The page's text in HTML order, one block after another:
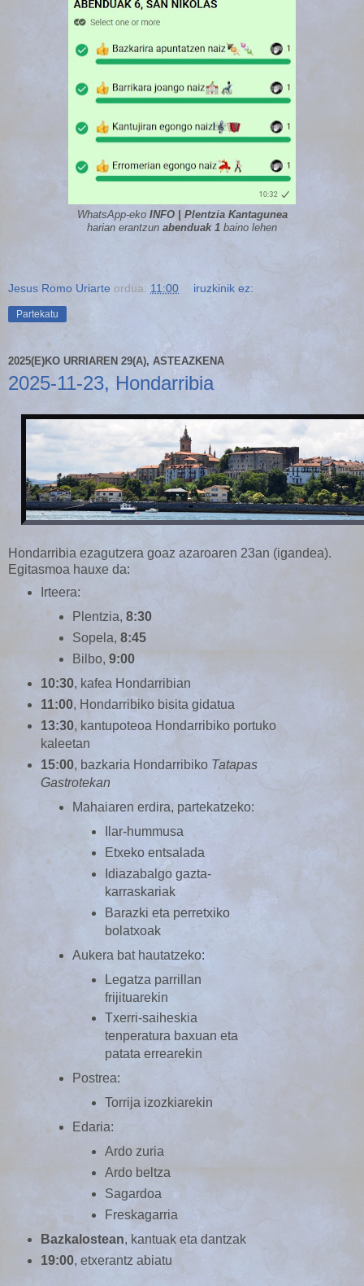
WhatsApp-eko INFO | Plentzia Kantagunea
harian erantzun abenduak 1 baino lehen
Jesus Romo Uriarte ordua: 11:00 iruzkinik ez:
Partekatu
2025(E)KO URRIAREN 29(A), ASTEAZKENA
2025-11-23, Hondarribia
Hondarribia ezagutzera goaz azaroaren 23an (igandea).
Egitasmoa hauxe da:
Irteera:
Plentzia,8:30
Sopela,8:45
Bilbo,9:00
10:30, kafea Hondarribian
11:00, Hondarribiko bisita gidatua
13:30, kantupoteoa Hondarribiko portuko
kaleetan
15:00, bazkaria Hondarribiko Tatapas
Gastrotekan
Mahaiaren erdira, partekatzeko:
Ilar-hummusa
Etxeko entsalada
Idiazabalgo gazta-
karraskariak
Barazki eta perretxiko
bolatxoak
Aukera bat hautatzeko:
Legatza parrillan
frijituarekin
Txerri-saiheskia
tenperatura baxuan eta
patata errearekin
Postrea:
Torrija izozkiarekin
Edaria:
Ardo zuria
Ardo beltza
Sagardoa
Freskagarria
Bazkalostean, kantuak eta dantzak
19:00, etxerantz abiatu